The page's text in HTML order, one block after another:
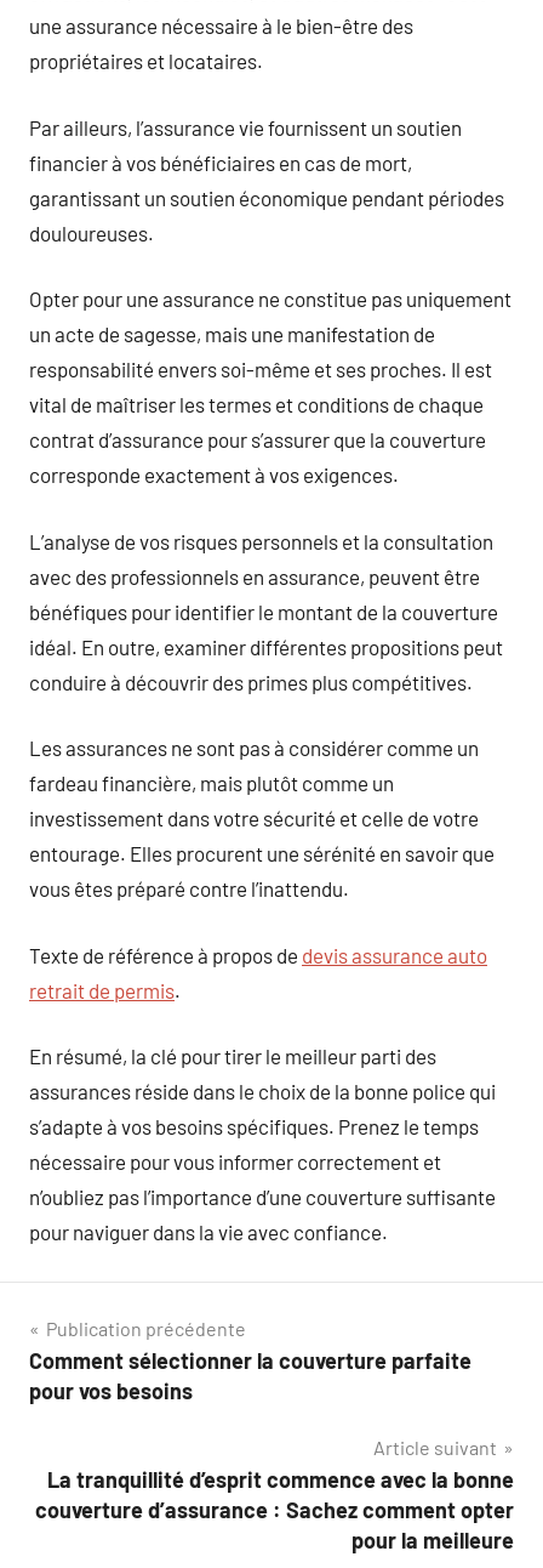
une assurance nécessaire à le bien-être des
propriétaires et locataires.
Par ailleurs, l’assurance vie fournissent un soutien
financier à vos bénéficiaires en cas de mort,
garantissant un soutien économique pendant périodes
douloureuses.
Opter pour une assurance ne constitue pas uniquement
un acte de sagesse, mais une manifestation de
responsabilité envers soi-même et ses proches. Il est
vital de maîtriser les termes et conditions de chaque
contrat d’assurance pour s’assurer que la couverture
corresponde exactement à vos exigences.
L’analyse de vos risques personnels et la consultation
avec des professionnels en assurance, peuvent être
bénéfiques pour identifier le montant de la couverture
idéal. En outre, examiner différentes propositions peut
conduire à découvrir des primes plus compétitives.
Les assurances ne sont pas à considérer comme un
fardeau financière, mais plutôt comme un
investissement dans votre sécurité et celle de votre
entourage. Elles procurent une sérénité en savoir que
vous êtes préparé contre l’inattendu.
Texte de référence à propos de devis assurance auto
retrait de permis.
En résumé, la clé pour tirer le meilleur parti des
assurances réside dans le choix de la bonne police qui
s’adapte à vos besoins spécifiques. Prenez le temps
nécessaire pour vous informer correctement et
n’oubliez pas l’importance d’une couverture suffisante
pour naviguer dans la vie avec confiance.
Navigation
de
Publication précédente
Comment sélectionner la couverture parfaite
pour vos besoins
Article suivant
La tranquillité d’esprit commence avec la bonne
couverture d’assurance : Sachez comment opter
pour la meilleure